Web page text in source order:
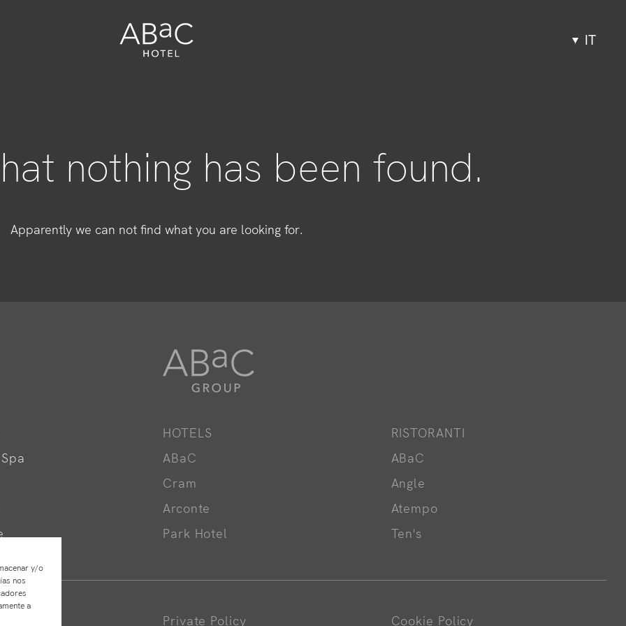
y/o
nos
a
IT
nothing has been found.
Apparently we can not find what you are looking for.
HOTELS
ABaC
Cram
Arconte
Park Hotel
RISTORANTI
ABaC
Angle
Atempo
Ten's
Private Policy Cookie Policy